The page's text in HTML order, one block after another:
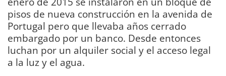
pisos de nueva construcción en la avenida de
Portugal pero que llevaba años cerrado
embargado por un banco. Desde entonces
luchan por un alquiler social y el acceso legal
a la luz y el agua.